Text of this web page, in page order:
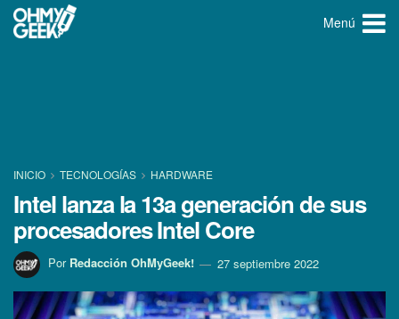
Menú
INICIO TECNOLOGÍ­AS HARDWARE
Intel lanza la 13a generación de sus
procesadores Intel Core
Por Redacción OhMyGeek! 27 septiembre 2022